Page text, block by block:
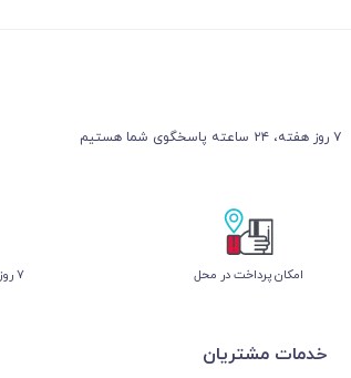
۷ روز هفته، ۲۴ ساعته پاسخگوی شما هستیم
امکان پرداخت در محل ۷ روز ﻫﻔﺘﻪ، ۲۴ ﺳﺎﻋﺘﻪ
خدمات مشتریان